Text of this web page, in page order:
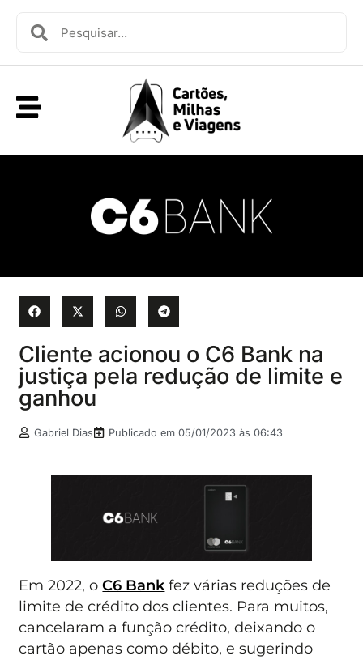
Cliente acionou o C6 Bank na
justiça pela redução de limite e
ganhou
Gabriel Dias Publicado em05/01/2023 às 06:43
Em 2022, oC6 Bankfez várias reduções de
limite de crédito dos clientes. Para muitos,
cancelaram a função crédito, deixando o
cartão apenas como débito, e sugerindo